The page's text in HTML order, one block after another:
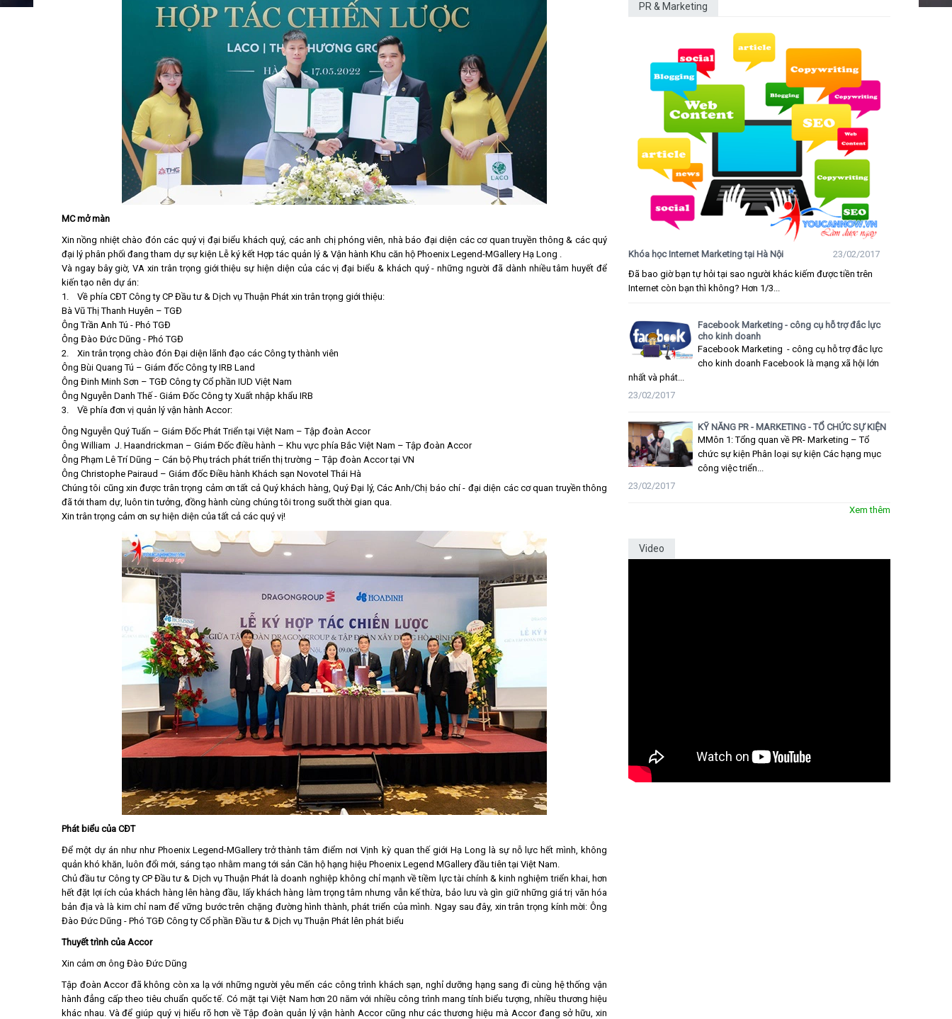
MC mở màn
Xin nồng nhiệt chào đón các quý vị đại biểu khách quý, các anh chị phóng viên, nhà báo đại diện các cơ quan truyền thông & các quý
đại lý phân phối đang tham dự sự kiện Lễ ký kết Hợp tác quản lý & Vận hành Khu căn hộ Phoenix Legend-MGallery Hạ Long .
Và ngay bây giờ, VA xin trân trọng giới thiệu sự hiện diện của các vị đại biểu & khách quý - những người đã dành nhiều tâm huyết để
kiến tạo nên dự án:
1. Về phía CĐT Công ty CP Đầu tư & Dịch vụ Thuận Phát xin trân trọng giới thiệu:
Bà Vũ Thị Thanh Huyên – TGĐ
Ông Trần Anh Tú - Phó TGĐ
Ông Đào Đức Dũng - Phó TGĐ
2. Xin trân trọng chào đón Đại diện lãnh đạo các Công ty thành viên
Ông Bùi Quang Tú – Giám đốc Công ty IRB Land
Ông Đinh Minh Sơn – TGĐ Công ty Cổ phần IUD Việt Nam
Ông Nguyễn Danh Thế - Giám Đốc Công ty Xuất nhập khẩu IRB
3. Về phía đơn vị quản lý vận hành Accor:
Ông Nguyễn Quý Tuấn – Giám Đốc Phát Triển tại Việt Nam – Tập đoàn Accor
Ông William J. Haandrickman – Giám Đốc điều hành – Khu vực phía Bắc Việt Nam – Tập đoàn Accor
Ông Phạm Lê Trí Dũng – Cán bộ Phụ trách phát triển thị trường – Tập đoàn Accor tại VN
Ông Christophe Pairaud – Giám đốc Điều hành Khách sạn Novotel Thái Hà
Chúng tôi cũng xin được trân trọng cảm ơn tất cả Quý khách hàng, Quý Đại lý, Các Anh/Chị báo chí - đại diện các cơ quan truyền thông
đã tới tham dự, luôn tin tưởng, đồng hành cùng chúng tôi trong suốt thời gian qua.
Xin trân trọng cảm ơn sự hiện diện của tất cả các quý vị!
Phát biểu của CĐT
Để một dự án như như Phoenix Legend-MGallery trở thành tâm điểm nơi Vịnh kỳ quan thế giới Hạ Long là sự nỗ lực hết mình, không
quản khó khăn, luôn đổi mới, sáng tạo nhằm mang tới sản Căn hộ hạng hiệu Phoenix Legend MGallery đầu tiên tại Việt Nam.
Chủ đầu tư Công ty CP Đầu tư & Dịch vụ Thuận Phát là doanh nghiệp không chỉ mạnh về tiềm lực tài chính & kinh nghiệm triển khai, hơn
hết đặt lợi ích của khách hàng lên hàng đầu, lấy khách hàng làm trọng tâm nhưng vẫn kế thừa, bảo lưu và gìn giữ những giá trị văn hóa
bản địa và là kim chỉ nam để vững bước trên chặng đường hình thành, phát triển của mình. Ngay sau đây, xin trân trọng kính mời: Ông
Đào Đức Dũng - Phó TGĐ Công ty Cổ phần Đầu tư & Dịch vụ Thuận Phát lên phát biểu
Thuyết trình của Accor
Xin cảm ơn ông Đào Đức Dũng
Tập đoàn Accor đã không còn xa lạ với những người yêu mến các công trình khách sạn, nghỉ dưỡng hạng sang đi cùng hệ thống vận
hành đẳng cấp theo tiêu chuẩn quốc tế. Có mặt tại Việt Nam hơn 20 năm với nhiều công trình mang tính biểu tượng, nhiều thương hiệu
khác nhau. Và để giúp quý vị hiểu rõ hơn về Tập đoàn quản lý vận hành Accor cũng như các thương hiệu mà Accor đang sở hữu, xin
PR & Marketing
Khóa học Internet Marketing tại Hà Nội
23/02/2017
Đã bao giờ bạn tự hỏi tại sao người khác kiếm được tiền trên
Internet còn bạn thì không? Hơn 1/3...
Facebook Marketing - công cụ hỗ trợ đắc lực
cho kinh doanh
Facebook Marketing - công cụ hỗ trợ đắc lực
cho kinh doanh Facebook là mạng xã hội lớn
nhất và phát...
23/02/2017
KỸ NĂNG PR - MARKETING - TỔ CHỨC SỰ KIỆN
MMôn 1: Tổng quan về PR- Marketing – Tổ
chức sự kiện Phân loại sự kiện Các hạng mục
công việc triển...
23/02/2017
Xem thêm
Video